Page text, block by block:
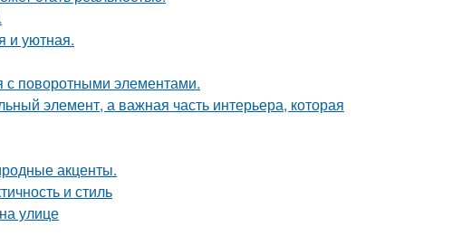
и уютная.
с поворотными элементами.
элемент, а важная часть интерьера, которая
акценты.
и стиль
улице